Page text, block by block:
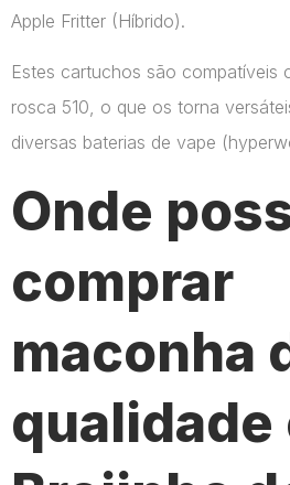
Apple Fritter (Híbrido).
Estes cartuchos são compatíveis
rosca 510, o que os torna
diversas baterias de vape​
Onde
comprar
maconha
qualidade